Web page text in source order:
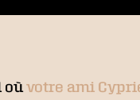
oùvotre ami